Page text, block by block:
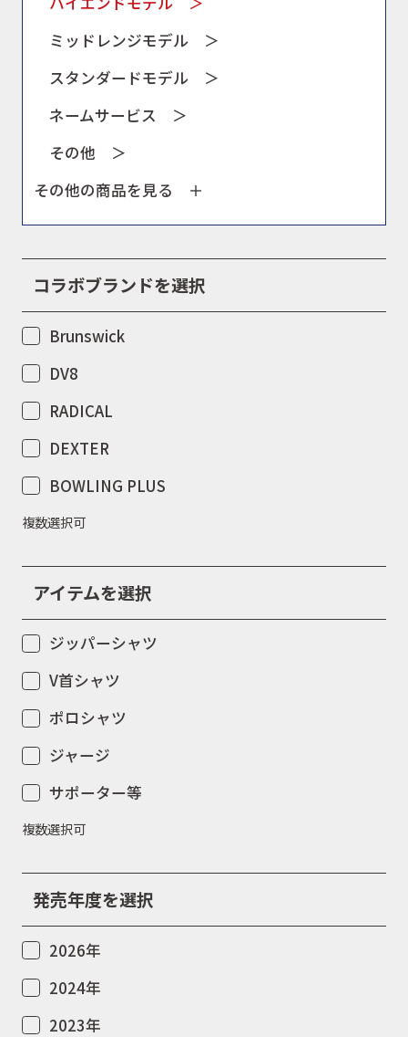
ミッドレンジモデル ＞
スタンダードモデル ＞
ネームサービス ＞
その他 ＞
その他の商品を見る ＋
コラボブランドを選択
Brunswick
DV8
RADICAL
DEXTER
BOWLING PLUS
複数選択可
アイテムを選択
ジッパーシャツ
V首シャツ
ポロシャツ
ジャージ
サポーター等
複数選択可
発売年度を選択
2026年
2024年
2023年